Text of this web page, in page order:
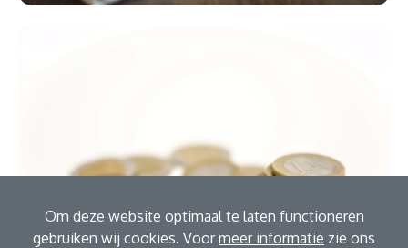
Om deze website optimaal te laten functioneren
gebruiken wij cookies. Voormeer informatie zie ons